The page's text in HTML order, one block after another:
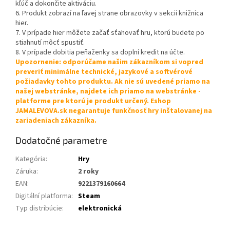
kľúč a dokončite aktiváciu.
6. Produkt zobrazí na ľavej strane obrazovky v sekcii knižnica
hier.
7. V prípade hier môžete začať sťahovať hru, ktorú budete po
stiahnutí môcť spustiť.
8. V prípade dobitia peňaženky sa doplní kredit na účte.
Upozornenie: odporúčame našim zákazníkom si vopred
preveriť minimálne technické, jazykové a softvérové
požiadavky tohto produktu. Ak nie sú uvedené priamo na
našej webstránke, najdete ich priamo na webstránke -
platforme pre ktorú je produkt určený. Eshop
JAMALEVOVA.sk negarantuje funkčnosť hry inštalovanej na
zariadeniach zákazníka.
Dodatočné parametre
Kategória:
Hry
Záruka:
2 roky
EAN:
9221379160664
Digitální platforma: Steam
Typ distribúcie: elektronická